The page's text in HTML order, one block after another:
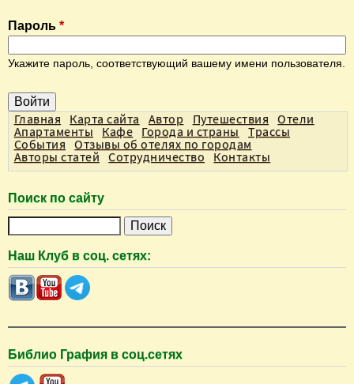
е
в
л
а
д
к
и
Пароль *
Укажите пароль, соответствующий вашему имени пользователя.
Главная Карта сайта Автор Путешествия
Отели
Апартаменты
Кафе Города и страны
Трассы
События
Отзывы об отелях по городам
Авторы статей
Сотрудничество Контакты
Поиск по сайту
и
с
к
Наш Клуб в соц. сетях:
Библио Графия в соц.сетях